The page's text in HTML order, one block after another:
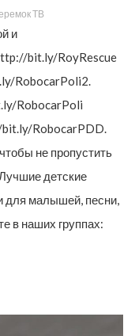
ТВ
и
bit.ly/RoyRescue
RobocarPoli2.
RobocarPoli
RobocarPDD.
не пропустить
детские
для малышей, песни,
в наших группах: